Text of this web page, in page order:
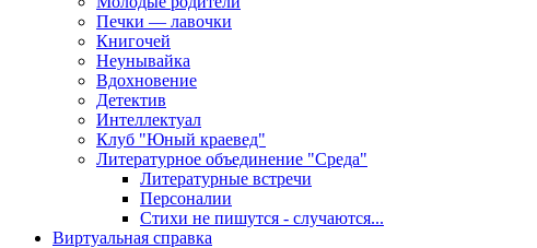
Печки — лавочки
Книгочей
Неунывайка
Вдохновение
Детектив
Интеллектуал
Клуб "Юный краевед"
Литературное объединение "Среда"
Литературные встречи
Персоналии
Стихи не пишутся - случаются...
Виртуальная справка